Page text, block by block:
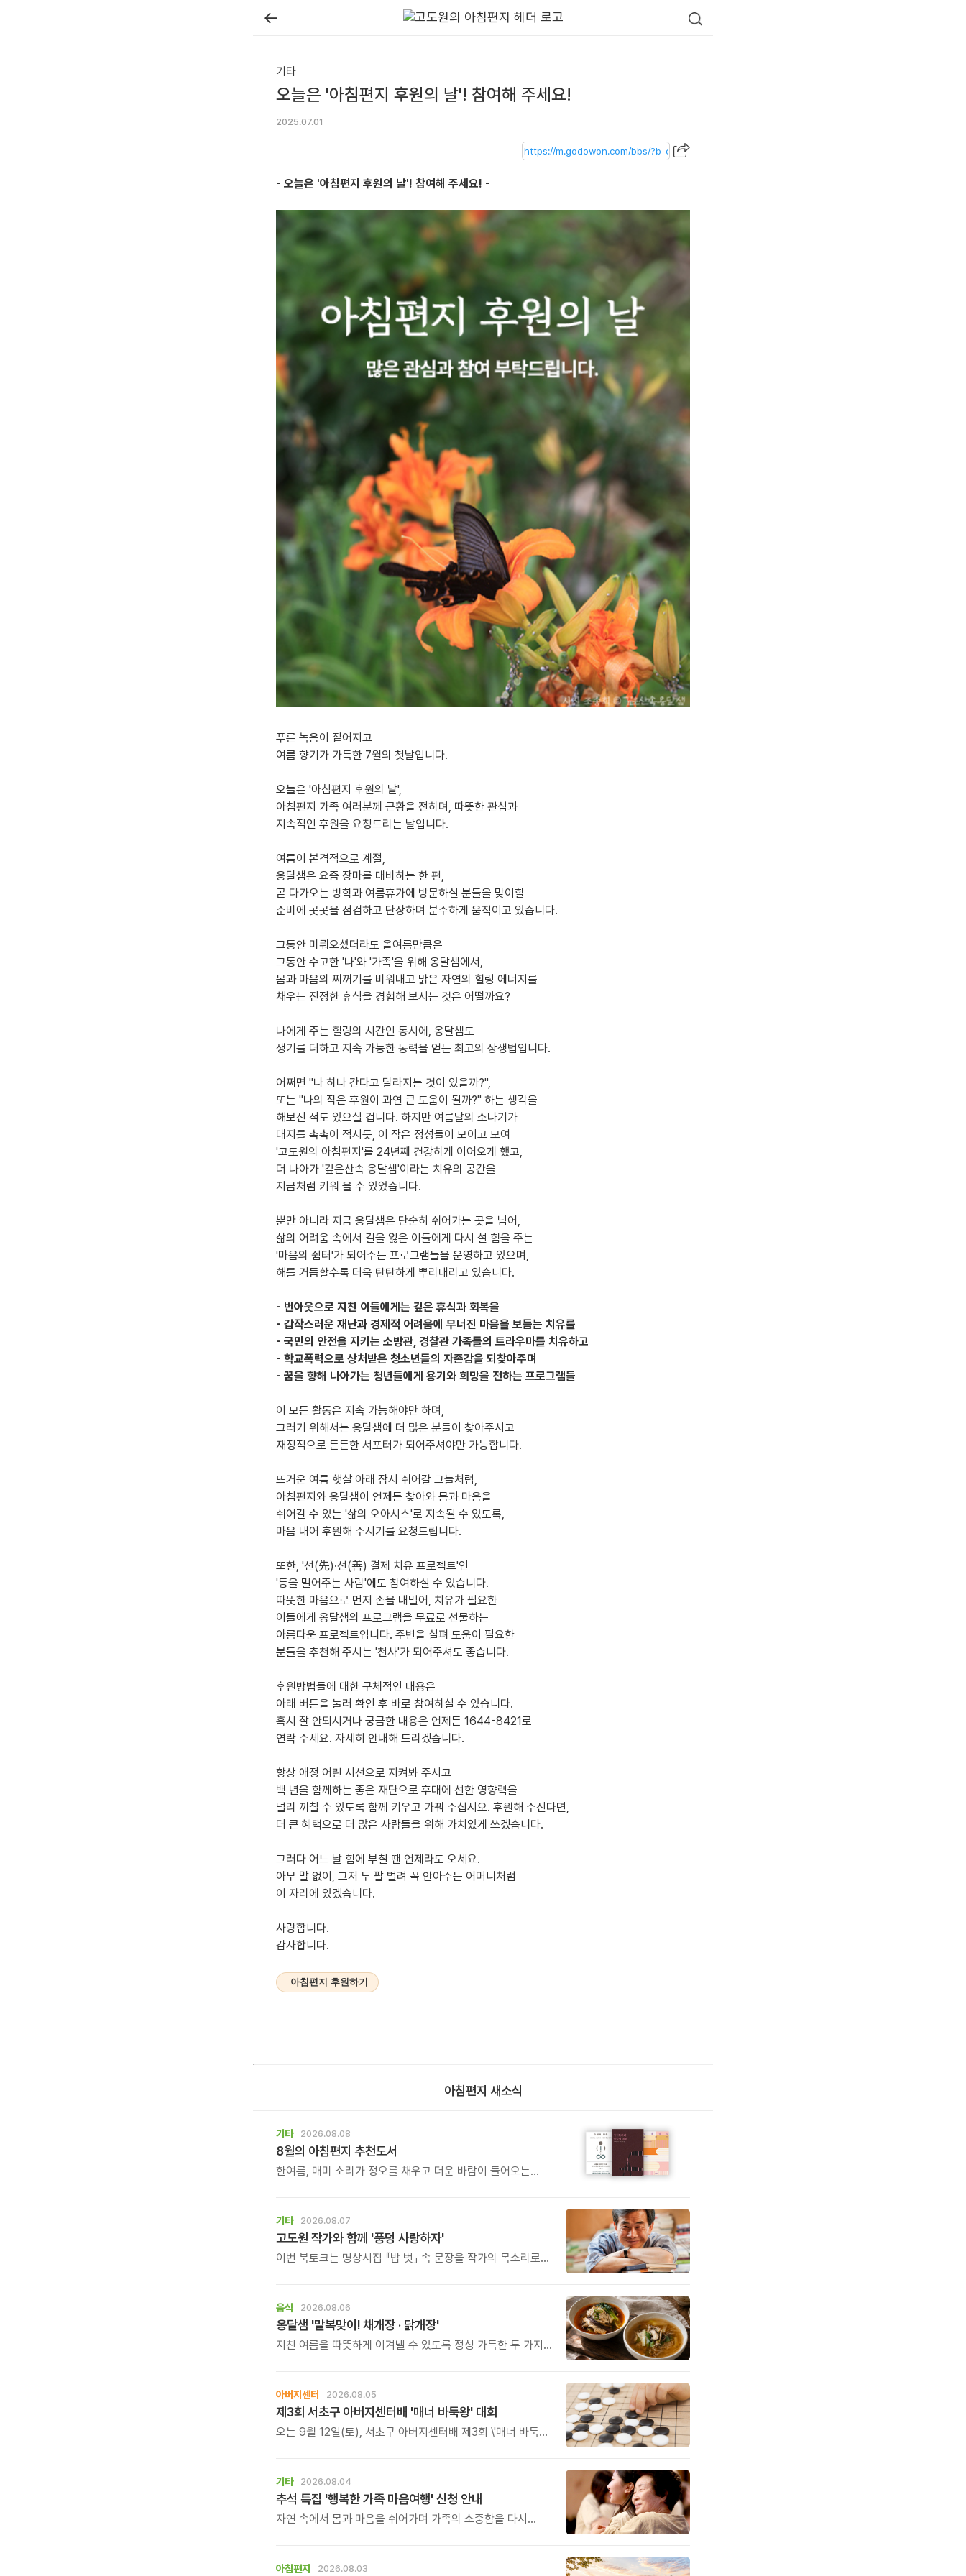
←
기타
오늘은 '아침편지 후원의 날'! 참여해 주세요!
2025.07.01
- 오늘은 '아침편지 후원의 날'! 참여해 주세요! -
푸른 녹음이 짙어지고
여름 향기가 가득한 7월의 첫날입니다.
오늘은 '아침편지 후원의 날',
아침편지 가족 여러분께 근황을 전하며, 따뜻한 관심과
지속적인 후원을 요청드리는 날입니다.
여름이 본격적으로 계절,
옹달샘은 요즘 장마를 대비하는 한 편,
곧 다가오는 방학과 여름휴가에 방문하실 분들을 맞이할
준비에 곳곳을 점검하고 단장하며 분주하게 움직이고 있습니다.
그동안 미뤄오셨더라도 올여름만큼은
그동안 수고한 '나'와 '가족'을 위해 옹달샘에서,
몸과 마음의 찌꺼기를 비워내고 맑은 자연의 힐링 에너지를
채우는 진정한 휴식을 경험해 보시는 것은 어떨까요?
나에게 주는 힐링의 시간인 동시에, 옹달샘도
생기를 더하고 지속 가능한 동력을 얻는 최고의 상생법입니다.
어쩌면 "나 하나 간다고 달라지는 것이 있을까?",
또는 "나의 작은 후원이 과연 큰 도움이 될까?" 하는 생각을
해보신 적도 있으실 겁니다. 하지만 여름날의 소나기가
대지를 촉촉이 적시듯, 이 작은 정성들이 모이고 모여
'고도원의 아침편지'를 24년째 건강하게 이어오게 했고,
더 나아가 '깊은산속 옹달샘'이라는 치유의 공간을
지금처럼 키워 올 수 있었습니다.
뿐만 아니라 지금 옹달샘은 단순히 쉬어가는 곳을 넘어,
삶의 어려움 속에서 길을 잃은 이들에게 다시 설 힘을 주는
'마음의 쉼터'가 되어주는 프로그램들을 운영하고 있으며,
해를 거듭할수록 더욱 탄탄하게 뿌리내리고 있습니다.
- 번아웃으로 지친 이들에게는 깊은 휴식과 회복을
- 갑작스러운 재난과 경제적 어려움에 무너진 마음을 보듬는 치유를
- 국민의 안전을 지키는 소방관, 경찰관 가족들의 트라우마를 치유하고
- 학교폭력으로 상처받은 청소년들의 자존감을 되찾아주며
- 꿈을 향해 나아가는 청년들에게 용기와 희망을 전하는 프로그램들
이 모든 활동은 지속 가능해야만 하며,
그러기 위해서는 옹달샘에 더 많은 분들이 찾아주시고
재정적으로 든든한 서포터가 되어주셔야만 가능합니다.
뜨거운 여름 햇살 아래 잠시 쉬어갈 그늘처럼,
아침편지와 옹달샘이 언제든 찾아와 몸과 마음을
쉬어갈 수 있는 '삶의 오아시스'로 지속될 수 있도록,
마음 내어 후원해 주시기를 요청드립니다.
또한, '선(先)·선(善) 결제 치유 프로젝트'인
'등을 밀어주는 사람'에도 참여하실 수 있습니다.
따뜻한 마음으로 먼저 손을 내밀어, 치유가 필요한
이들에게 옹달샘의 프로그램을 무료로 선물하는
아름다운 프로젝트입니다. 주변을 살펴 도움이 필요한
분들을 추천해 주시는 '천사'가 되어주셔도 좋습니다.
후원방법들에 대한 구체적인 내용은
아래 버튼을 눌러 확인 후 바로 참여하실 수 있습니다.
혹시 잘 안되시거나 궁금한 내용은 언제든 1644-8421로
연락 주세요. 자세히 안내해 드리겠습니다.
항상 애정 어린 시선으로 지켜봐 주시고
백 년을 함께하는 좋은 재단으로 후대에 선한 영향력을
널리 끼칠 수 있도록 함께 키우고 가꿔 주십시오. 후원해 주신다면,
더 큰 혜택으로 더 많은 사람들을 위해 가치있게 쓰겠습니다.
그러다 어느 날 힘에 부칠 땐 언제라도 오세요.
아무 말 없이, 그저 두 팔 벌려 꼭 안아주는 어머니처럼
이 자리에 있겠습니다.
사랑합니다.
감사합니다.
아침편지 후원하기
아침편지 새소식
기타 2026.08.08
8월의 아침편지 추천도서
한여름, 매미 소리가 정오를 채우고 더운 바람이 들어오는
기타 2026.08.07
고도원 작가와 함께 '풍덩 사랑하자'
이번 북토크는 명상시집 『밥 벗』 속 문장을 작가의 목소리로
음식 2026.08.06
옹달샘 '말복맞이! 채개장 · 닭개장'
지친 여름을 따뜻하게 이겨낼 수 있도록 정성 가득한 두 가지
아버지센터 2026.08.05
제3회 서초구 아버지센터배 '매너 바둑왕' 대회
오는 9월 12일(토), 서초구 아버지센터배 제3회 \'매너 바둑왕\'
기타 2026.08.04
추석 특집 '행복한 가족 마음여행' 신청 안내
자연 속에서 몸과 마음을 쉬어가며 가족의 소중함을 다시
아침편지 2026.08.03